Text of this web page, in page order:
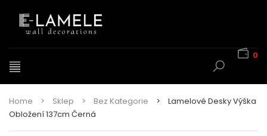
0
Home > Sklep > Bez Kategorie >
Lamelové Desky Výška
Obložení 137cm Černá